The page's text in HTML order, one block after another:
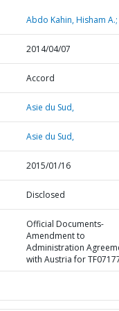
Abdo Kahin, Hisham A.;
2014/04/07
Accord
Asie du Sud,
Asie du Sud,
2015/01/16
Disclosed
Official Documents-
Amendment to
Administration
with Austria for